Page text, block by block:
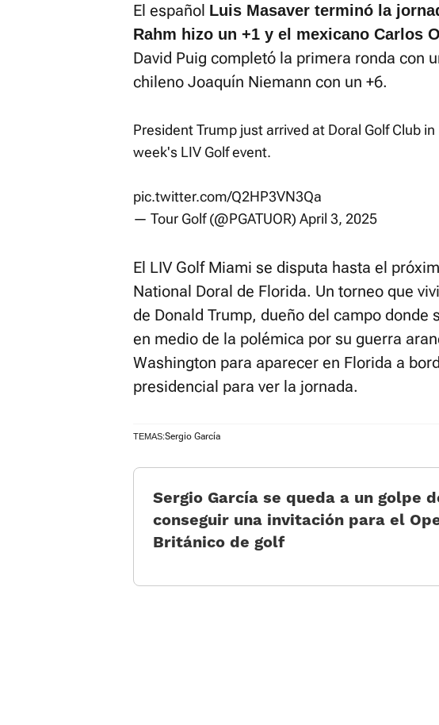
El español Luis Masaver terminó la
Rahm hizo un +1 y el mexicano Carlos
David Puig completó la primera ronda con
chileno Joaquín Niemann con un +6.
President Trump just arrived at Doral Golf Club
week's LIV Golf event.
pic.twitter.com/Q2HP3VN3Qa
— Tour Golf (@PGATUOR) April 3, 2025
El LIV Golf Miami se disputa hasta el
National Doral de Florida. Un torneo que
de Donald Trump, dueño del campo donde
en medio de la polémica por su guerra
Washington para aparecer en Florida a
presidencial para ver la jornada.
TEMAS:Sergio García
Sergio García se queda a un golpe
conseguir una invitación para el
Británico de golf